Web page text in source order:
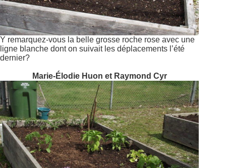
Y remarquez-vous la belle grosse roche rose avec une
ligne blanche dont on suivait les déplacements l’été
dernier?
Marie-Élodie Huon et Raymond Cyr